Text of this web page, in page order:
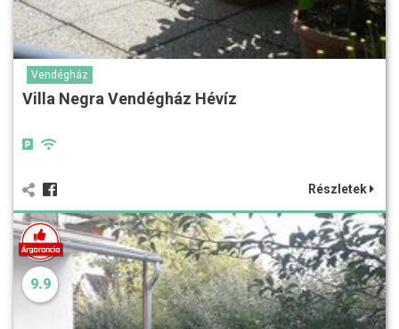
Vendégház
Villa Negra Vendégház Hévíz
Részletek
9.9